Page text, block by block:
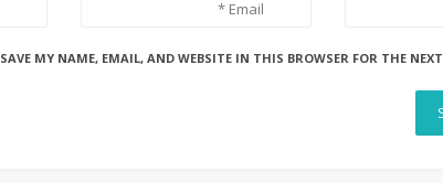
SAVE MY NAME, EMAIL, AND WEBSITE IN THIS BROWSER FOR THE